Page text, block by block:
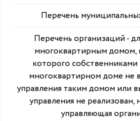
Перечень
Перечень организаций -
многоквартирным домом,
которого
многоквартирном доме не
управления таким домом или
управления не реализован,
управляющая